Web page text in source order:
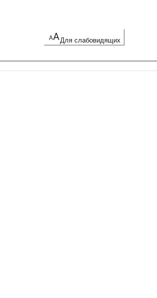
Для слабовидящих